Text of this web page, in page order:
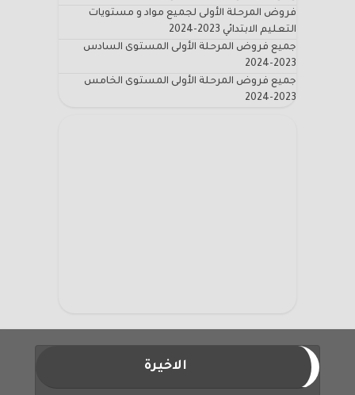
فروض المرحلة الأولى لجميع مواد و مستويات
التعليم الابتدائي 2023-2024
جميع فروض المرحلة الأولى المستوى السادس
2023-2024
جميع فروض المرحلة الأولى المستوى الخامس
2023-2024
الاخيرة